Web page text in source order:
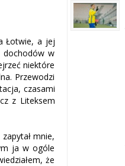
Łotwie, a jej
dochodów w
niektóre
Przewodzi
czasami
z Liteksem
mnie,
ja w ogóle
że